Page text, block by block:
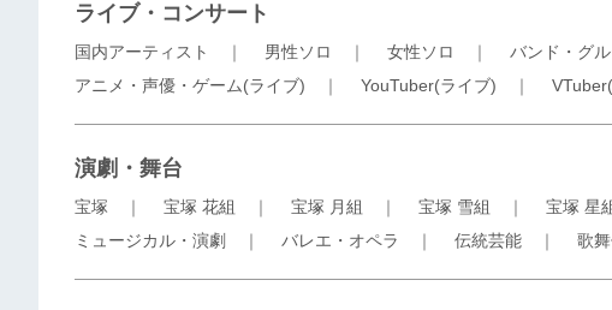
ライブ・コンサート
国内アーティスト ｜ 男性ソロ ｜ 女性ソロ ｜ バンド・グ
アニメ・声優・ゲーム(ライブ) ｜ YouTuber(ライブ) ｜
演劇・舞台
宝塚 ｜ 宝塚 花組 ｜ 宝塚 月組 ｜ 宝塚 雪組 ｜ 宝塚 星
ミュージカル・演劇
｜ バレエ・オペラ ｜ 伝統芸能 ｜ 歌